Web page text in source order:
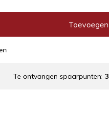
Toevoegen
Te ontvangen spaarpunten: 3